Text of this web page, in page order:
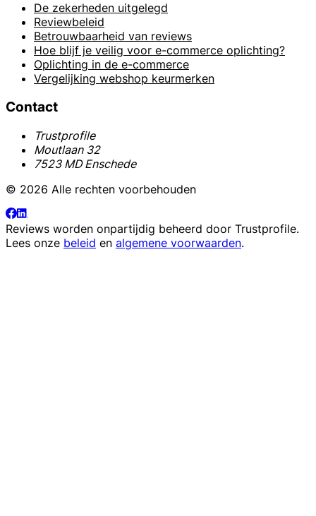
De zekerheden uitgelegd
Reviewbeleid
Betrouwbaarheid van reviews
Hoe blijf je veilig voor e-commerce oplichting?
Oplichting in de e-commerce
Vergelijking webshop keurmerken
Contact
Trustprofile
Moutlaan 32
7523 MD Enschede
© 2026 Alle rechten voorbehouden
Reviews worden onpartijdig beheerd door Trustprofile.
Lees onze beleid en algemene voorwaarden.